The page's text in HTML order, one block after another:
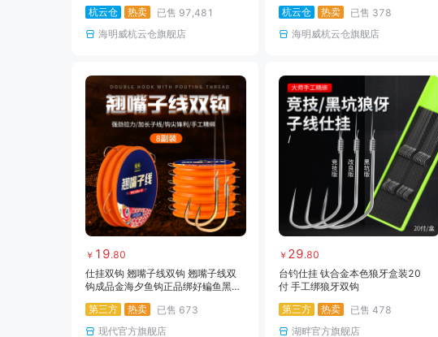
杭云仓
热卖 已售 97,481
海明威杭云仓旗舰店
杭云仓
热卖 已售 378
海明威杭云仓旗舰店
￥ 19.80
仕挂双钩 翘嘴子线双钩 翘嘴子线双
钩成品金海夕鱼钩正品绑好鳊鱼黑坑
第三方
热卖 已售 673
现代官方旗舰店
￥ 29.80
台钓仕挂 钛合金本色狼牙盒装20
付 手工绑狼牙双钩
第三方
热卖 已售 478
湖畔官方旗舰店